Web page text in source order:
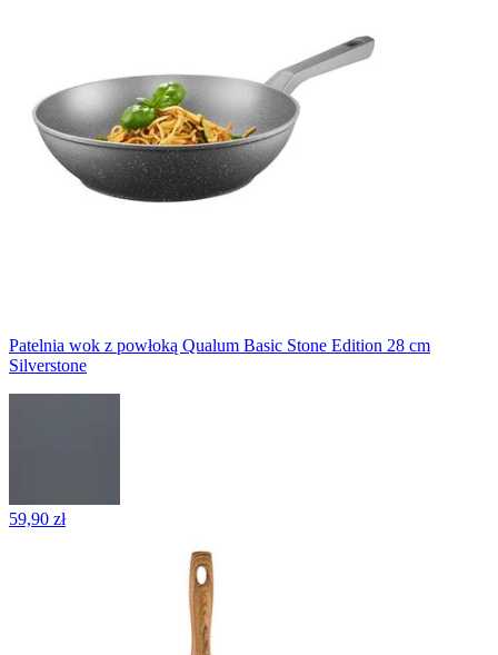
Patelnia wok z powłoką Qualum Basic Stone Edition 28 cm
Silverstone
59,90 zł